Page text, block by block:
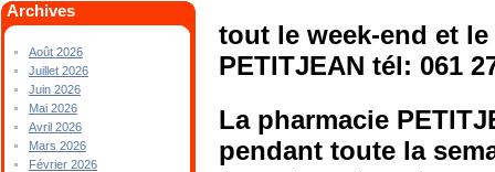
Archives
Août 2026
Juillet 2026
Juin 2026
Mai 2026
Avril 2026
Mars 2026
Février 2026
tout le week-end et
PETITJEAN tél: 061
La pharmacie
pendant toute la